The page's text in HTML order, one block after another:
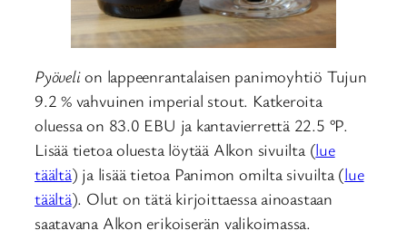
Pyövelion lappeenrantalaisen panimoyhtiö Tujun
9.2 % vahvuinen imperial stout. Katkeroita
oluessa on 83.0 EBU ja kantavierrettä 22.5 °P.
Lisää tietoa oluesta löytää Alkon sivuilta (lue
täältä) ja lisää tietoa Panimon omilta sivuilta (lue
täältä). Olut on tätä kirjoittaessa ainoastaan
saatavana Alkon erikoiserän valikoimassa.